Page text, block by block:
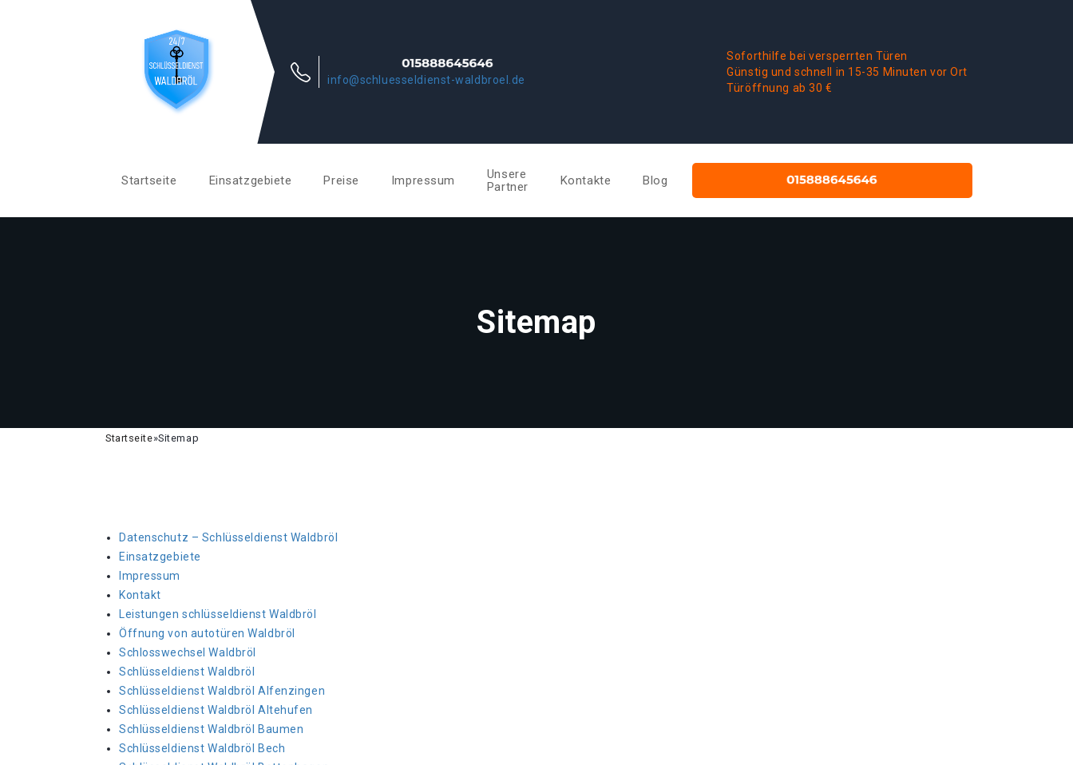
info@schluesseldienst-waldbroel.de
Soforthilfe bei versperrten Türen
Günstig und schnell in 15-35 Minuten vor Ort
Türöffnung ab 30 €
Startseite Einsatzgebiete Preise Impressum
Unsere
Partner
Kontakte Blog
Sitemap
Startseite»Sitemap
Datenschutz – Schlüsseldienst Waldbröl
Einsatzgebiete
Impressum
Kontakt
Leistungen schlüsseldienst Waldbröl
Öffnung von autotüren Waldbröl
Schlosswechsel Waldbröl
Schlüsseldienst Waldbröl
Schlüsseldienst Waldbröl Alfenzingen
Schlüsseldienst Waldbröl Altehufen
Schlüsseldienst Waldbröl Baumen
Schlüsseldienst Waldbröl Bech